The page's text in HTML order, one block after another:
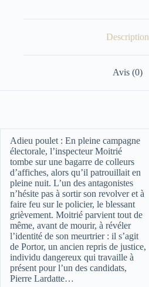
Description
Avis (0)
Adieu poulet : En pleine campagne
électorale, l’inspecteur Moitrié
tombe sur une bagarre de colleurs
d’affiches, alors qu’il patrouillait en
pleine nuit. L’un des antagonistes
n’hésite pas à sortir son revolver et à
faire feu sur le policier, le blessant
grièvement. Moitrié parvient tout de
même, avant de mourir, à révéler
l’identité de son meurtrier : il s’agit
de Portor, un ancien repris de justice,
individu dangereux qui travaille à
présent pour l’un des candidats,
Pierre Lardatte…